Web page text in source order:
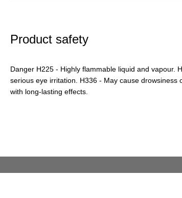
Product safety
Danger H225 - Highly flammable liquid and vapour.
serious eye irritation. H336 - May cause drowsiness
with long-lasting effects.